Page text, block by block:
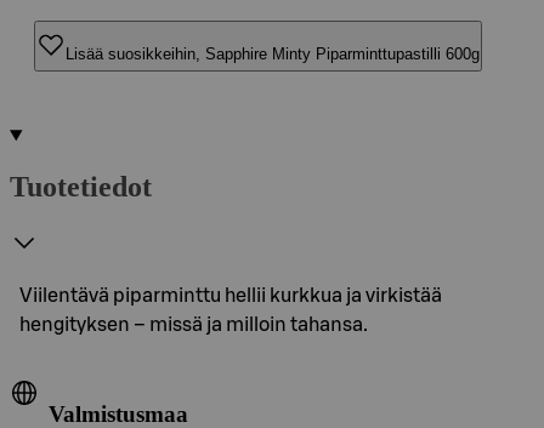
Lisää suosikkeihin, Sapphire Minty Piparminttupastilli 600g
Tuotetiedot
Viilentävä piparminttu hellii kurkkua ja virkistää
hengityksen – missä ja milloin tahansa.
Valmistusmaa